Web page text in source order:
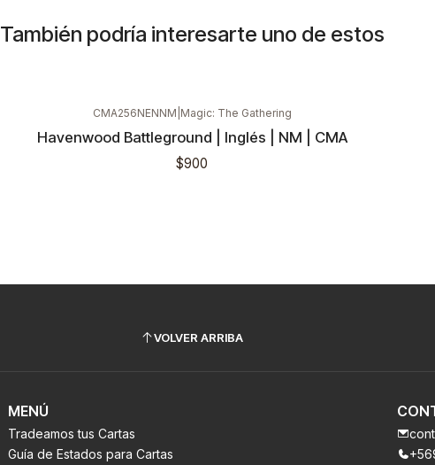
También podría interesarte uno de estos
CMA256NENNM Magic: The Gathering
Havenwood Battleground | Inglés | NM | CMA
$900
VOLVER ARRIBA
MENÚ
Tradeamos tus Cartas
Guía de Estados para Cartas